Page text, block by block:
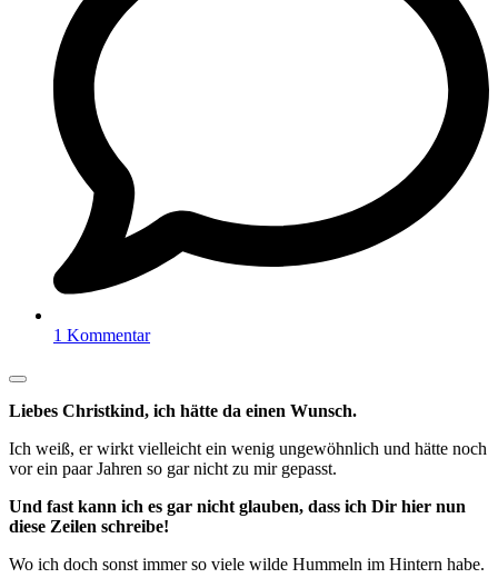
1 Kommentar
Liebes Christkind, ich hätte da einen Wunsch.
Ich weiß, er wirkt vielleicht ein wenig ungewöhnlich und hätte noch
vor ein paar Jahren so gar nicht zu mir gepasst.
Und fast kann ich es gar nicht glauben, dass ich Dir hier nun
diese Zeilen schreibe!
Wo ich doch sonst immer so viele wilde Hummeln im Hintern habe.